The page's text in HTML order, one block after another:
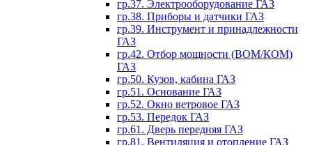
гр.37. Электрооборудование ГАЗ
гр.38. Приборы и датчики ГАЗ
гр.39. Инструмент и принадлежности
ГАЗ
гр.42. Отбор мощности (ВОМ/КОМ)
ГАЗ
гр.50. Кузов, кабина ГАЗ
гр.51. Основание ГАЗ
гр.52. Окно ветровое ГАЗ
гр.53. Передок ГАЗ
гр.61. Дверь передняя ГАЗ
гр.81. Вентиляция и отопление ГАЗ